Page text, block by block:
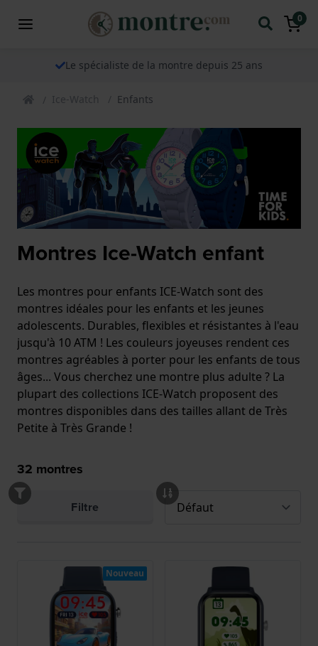
0
Le spécialiste de la montre depuis 25 ans
Ice-Watch Enfants
Montres Ice-Watch enfant
Les montres pour enfants ICE-Watch sont des
montres idéales pour les enfants et les jeunes
adolescents. Durables, flexibles et résistantes à l'eau
jusqu'à 10 ATM ! Les couleurs joyeuses rendent ces
montres agréables à porter pour les enfants de tous
âges... Vous cherchez une montre plus adulte ? La
plupart des collections ICE-Watch proposent des
montres disponibles dans des tailles allant de Très
Petite à Très Grande !
32 montres
Filtre
Nouveau